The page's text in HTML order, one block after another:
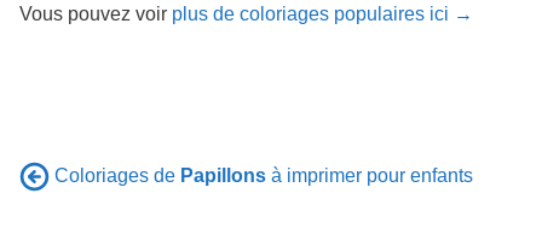
Vous pouvez voir plus de coloriages populaires ici →
Coloriages de Papillons à imprimer pour enfants